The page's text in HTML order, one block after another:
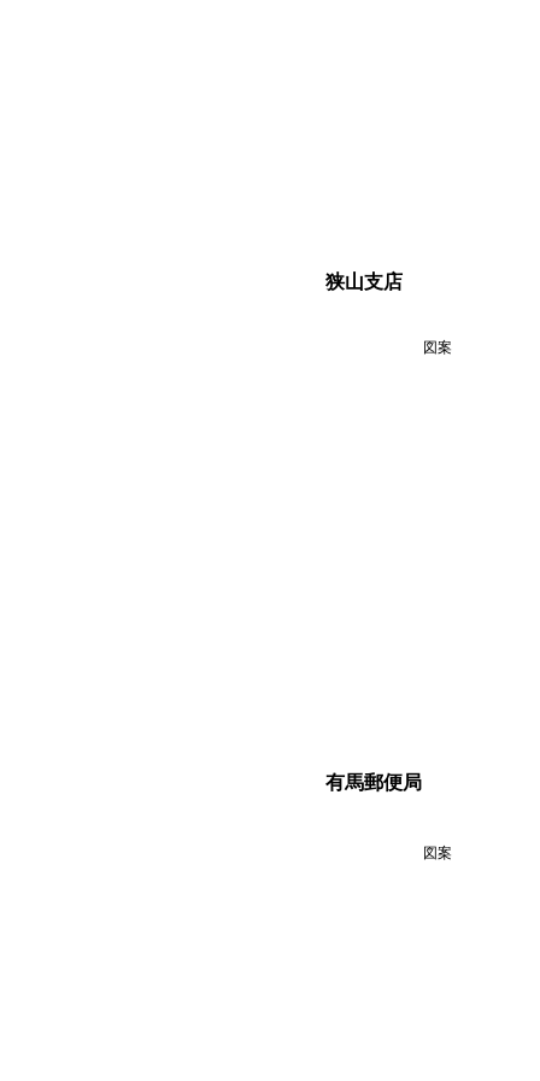
狭山支店
図案
有馬郵便局
図案